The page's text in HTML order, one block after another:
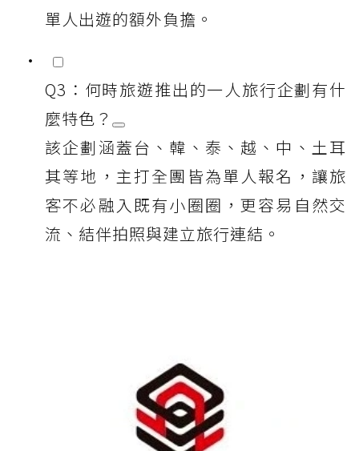
單人出遊的額外負擔。
Q3：何時旅遊推出的一人旅行企劃有什
麼特色？
該企劃涵蓋台、韓、泰、越、中、土耳
其等地，主打全團皆為單人報名，讓旅
客不必融入既有小圈圈，更容易自然交
流、結伴拍照與建立旅行連結。